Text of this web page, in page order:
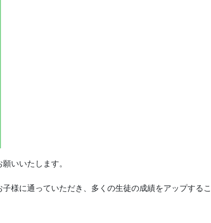
いいたします。
様に通っていただき、多くの生徒の成績をアップするこ